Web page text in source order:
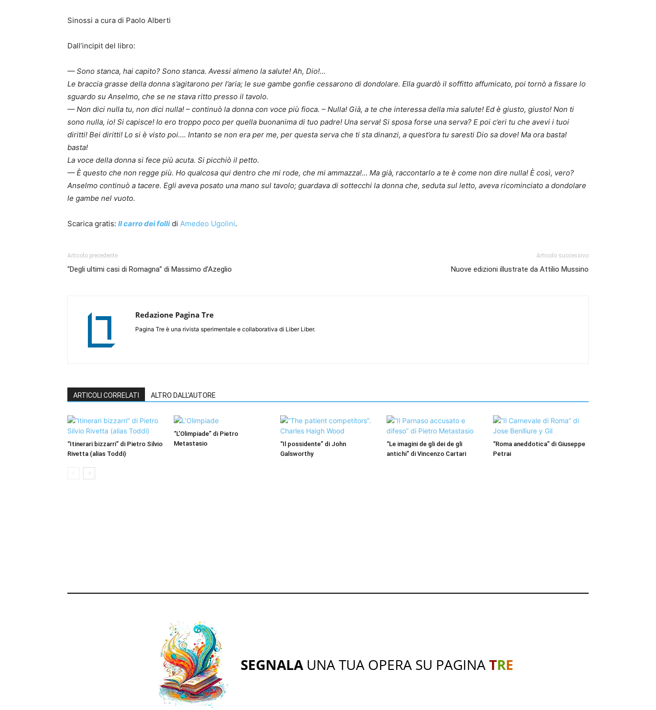
Sinossi a cura di Paolo Alberti
Dall’incipit del libro:
— Sono stanca, hai capito? Sono stanca. Avessi almeno la salute! Ah, Dio!…
Le braccia grasse della donna s’agitarono per l’aria; le sue gambe gonfie cessarono di dondolare. Ella guardò il soffitto affumicato, poi tornò a fissare lo
sguardo su Anselmo, che se ne stava ritto presso il tavolo.
— Non dici nulla tu, non dici nulla! – continuò la donna con voce più fioca. – Nulla! Già, a te che interessa della mia salute! Ed è giusto, giusto! Non ti
sono nulla, io! Si capisce! Io ero troppo poco per quella buonanima di tuo padre! Una serva! Si sposa forse una serva? E poi c’eri tu che avevi i tuoi
diritti! Bei diritti! Lo si è visto poi…. Intanto se non era per me, per questa serva che ti sta dinanzi, a quest’ora tu saresti Dio sa dove! Ma ora basta!
basta!
La voce della donna si fece più acuta. Si picchiò il petto.
— È questo che non regge più. Ho qualcosa qui dentro che mi rode, che mi ammazza!… Ma già, raccontarlo a te è come non dire nulla! È così, vero?
Anselmo continuò a tacere. Egli aveva posato una mano sul tavolo; guardava di sottecchi la donna che, seduta sul letto, aveva ricominciato a dondolare
le gambe nel vuoto.
Scarica gratis: Il carro dei follidi Amedeo Ugolini.
Articolo precedente
“Degli ultimi casi di Romagna” di Massimo d’Azeglio
Articolo successivo
Nuove edizioni illustrate da Attilio Mussino
Redazione Pagina Tre
Pagina Tre è una rivista sperimentale e collaborativa di Liber Liber.
ARTICOLI CORRELATI ALTRO DALL'AUTORE
“Itinerari bizzarri” di Pietro Silvio
Rivetta (alias Toddi)
“L’Olimpiade” di Pietro
Metastasio
“Il possidente” di John
Galsworthy
“Le imagini de gli dei de gli
antichi” di Vincenzo Cartari
“Roma aneddotica” di Giuseppe
Petrai
SEGNALAUNA TUA OPERA SU PAGINATRE